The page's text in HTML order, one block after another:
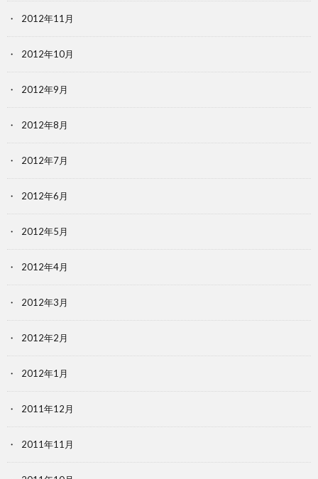
2012年11月
2012年10月
2012年9月
2012年8月
2012年7月
2012年6月
2012年5月
2012年4月
2012年3月
2012年2月
2012年1月
2011年12月
2011年11月